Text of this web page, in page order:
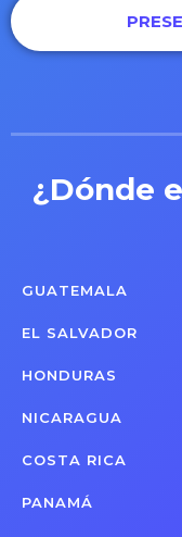
¿Dónde
GUATEMALA
EL SALVADOR
HONDURAS
NICARAGUA
COSTA RICA
PANAMÁ